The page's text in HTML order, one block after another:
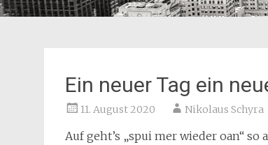
Ein neuer Tag ein
11. August 2020 Nikolaus Schyra
Auf geht’s „spui mer wieder oan“